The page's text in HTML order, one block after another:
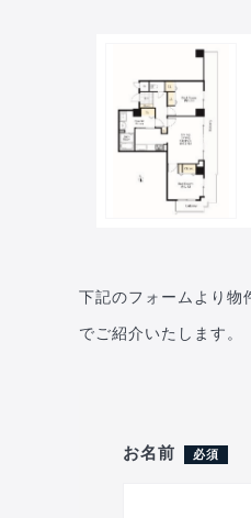
下記のフォームより
でご紹介いたします。
お名前 必須